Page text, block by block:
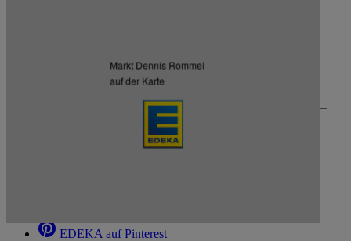
Markt Dennis Rommel
auf der Karte
Zum Newsletter anmelden
Deine E-Mail-Adresse (Pflichtfeld)
EDEKA auf Pinterest